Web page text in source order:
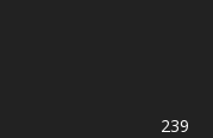
239